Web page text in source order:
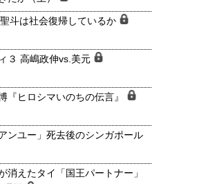
斗は社会復帰しているか
３ 高嶋政伸vs.美元
ヒロシマいのちの伝言』
ンユー」死去後のシンガポール
消えたタイ「国王パートナー」